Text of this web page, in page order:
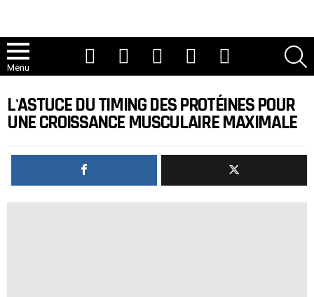
Menu
L'ASTUCE DU TIMING DES PROTÉINES POUR
UNE CROISSANCE MUSCULAIRE MAXIMALE